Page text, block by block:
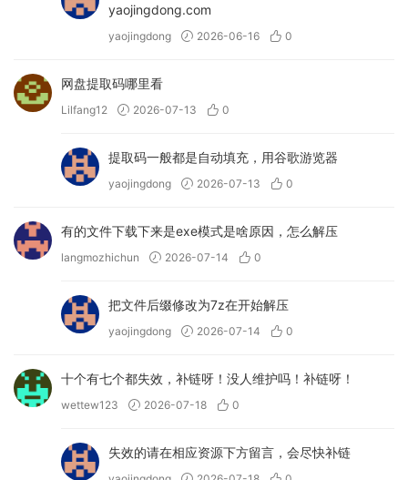
yaojingdong.com
yaojingdong 2026-06-16 0
网盘提取码哪里看
Lilfang12 2026-07-13 0
提取码一般都是自动填充，用谷歌游览器
yaojingdong 2026-07-13 0
有的文件下载下来是exe模式是啥原因，怎么解压
langmozhichun 2026-07-14 0
把文件后缀修改为7z在开始解压
yaojingdong 2026-07-14 0
十个有七个都失效，补链呀！没人维护吗！补链呀！
wettew123 2026-07-18 0
失效的请在相应资源下方留言，会尽快补链